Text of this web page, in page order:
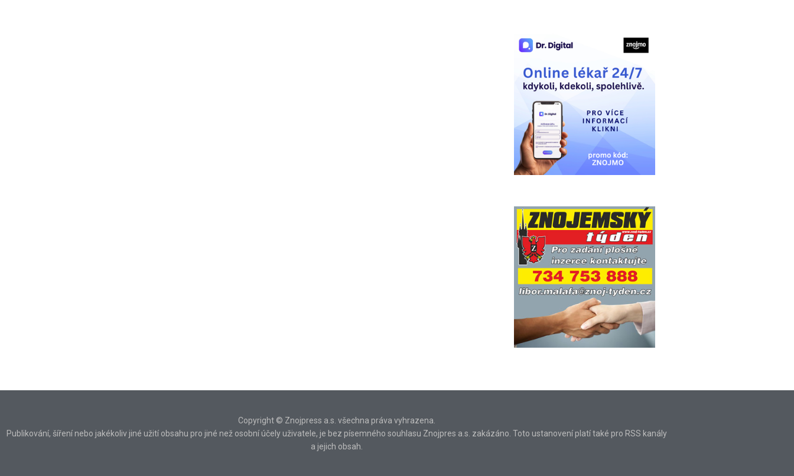
Copyright © Znojpress a.s. všechna práva vyhrazena.
Publikování, šíření nebo jakékoliv jiné užití obsahu pro jiné než osobní účely uživatele, je bez písemného souhlasu Znojpres a.s. zakázáno. Toto ustanovení platí také pro RSS kanály
a jejich obsah.